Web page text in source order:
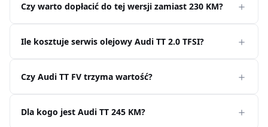
Czy warto dopłacić do tej wersji zamiast 230 KM?
Ile kosztuje serwis olejowy Audi TT 2.0 TFSI?
Czy Audi TT FV trzyma wartość?
Dla kogo jest Audi TT 245 KM?